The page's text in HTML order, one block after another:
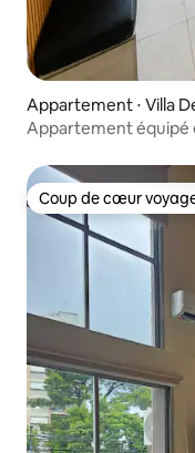
Appartement ⋅ Villa
Appartement équipé
Coup de cœur
Coup de cœur